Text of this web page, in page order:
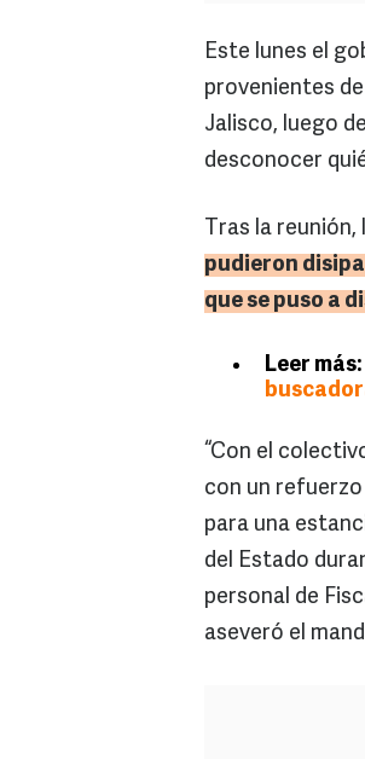
Este lunes el
provenientes
Jalisco, luego
desconocer
Tras la
pudieron
que se puso a
Leer más:
“Con el
con un
para una
del Estado
personal de
aseveró el